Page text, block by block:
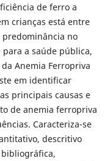
de ferro a
crianças está entre
no
a saúde pública,
Anemia Ferropriva
em identificar
principais causas e
de anemia ferropriva
Caracteriza-se
descritivo